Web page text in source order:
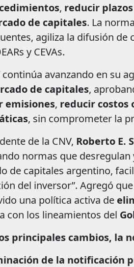
, reducir plazos
de capitales. La
agiliza la difusión de
y CEVAs.
continúa avanzando en su
de capitales,
emisiones, reducir costos
, sin comprometer la
de la CNV, Roberto E.
normas que
de capitales argentino,
del inversor”. Agregó
una política activa de
con los lineamientos del
principales cambios, la
de la notificación